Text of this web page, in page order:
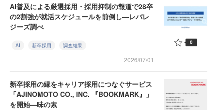
AI普及による厳選採用・採用抑制の報道で28卒
の2割強が就活スケジュールを前倒し—レバレ
ジーズ調べ
AI 新卒採用 調査結果
2026/07/01
0
新卒採用の縁をキャリア採用につなぐサービス
「AJINOMOTO CO., INC. 『BOOKMARK』」
を開始—味の素